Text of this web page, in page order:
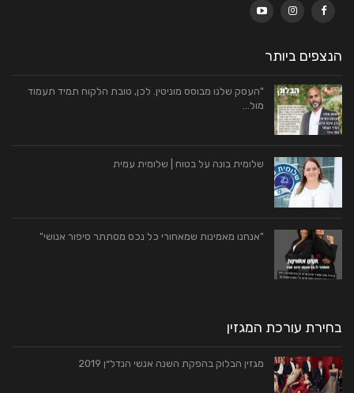
הנצפים ביותר
"העסק שלנו מבוסס מוניטין. לכן, טובת הלקוח תמיד תעמוד
מול…
שלומית בונה על בטוח | שלומית עמית
"אנחנו מאמינות שמאחורי כל נכס מסתתר סיפור אנושי"
בחירת עורכת המגזין
מגזין הבלוק בהפקת השנה אנשי הנדל״ן 2019